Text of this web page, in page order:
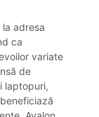
adresa
ca
variate
de
laptopuri,